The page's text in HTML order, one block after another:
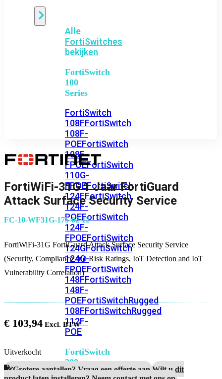
Alle
FortiSwitches
bekijken
FortiSwitch
100
Series
FortiSwitch
108FFortiSwitch
108F-
POEFortiSwitch
108F-
FPOEFortiSwitch
110G-
FPOEFortiSwitch
124FFortiSwitch
124F-
POEFortiSwitch
124F-
FPOEFortiSwitch
124GFortiSwitch
124G-
FPOEFortiSwitch
148FFortiSwitch
148F-
POEFortiSwitchRugged
108FFortiSwitchRugged
112F-
POE
FortiSwitch
200
Series
FortiWiFi-31G 1 Jaar FortiGuard
Attack Surface Security Service
FC-10-WF31G-175-02-12
FortiWiFi-31G FortiGuard Attack Surface Security Service
(Security, Compliance and Risk Ratings, IoT Detection and IoT
Vulnerability Correlation)
€ 103,94
Uitverkocht
Grotere aantallen? Vraag een offerte aan.Wilt u dit